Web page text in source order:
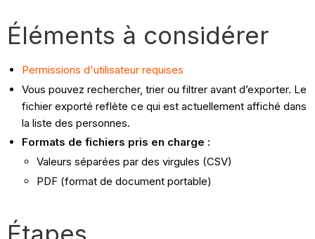
Éléments à considérer
Permissions d'utilisateur requises
Vous pouvez rechercher, trier ou filtrer avant d’exporter. Le
fichier exporté reflète ce qui est actuellement affiché dans
la liste des personnes.
Formats de fichiers pris en charge :
Valeurs séparées par des virgules (CSV)
PDF (format de document portable)